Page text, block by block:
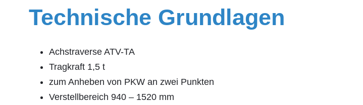
Technische Grundlagen
Achstraverse ATV-TA
Tragkraft 1,5 t
zum Anheben von PKW an zwei Punkten
Verstellbereich 940 – 1520 mm